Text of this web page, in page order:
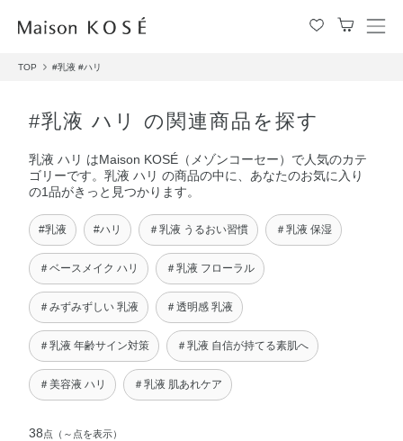
メ
TOP #乳液 #ハリ
#乳液 ハリ の関連商品を探す
乳液 ハリ はMaison KOSÉ（メゾンコーセー）で人気のカテ
ゴリーです。乳液 ハリ の商品の中に、あなたのお気に入り
の1品がきっと見つかります。
#乳液 #ハリ ＃乳液 うるおい習慣 ＃乳液 保湿
＃ベースメイク ハリ ＃乳液 フローラル
＃みずみずしい 乳液 ＃透明感 乳液
＃乳液 年齢サイン対策 ＃乳液 自信が持てる素肌へ
＃美容液 ハリ ＃乳液 肌あれケア
38点 （～点を表示）